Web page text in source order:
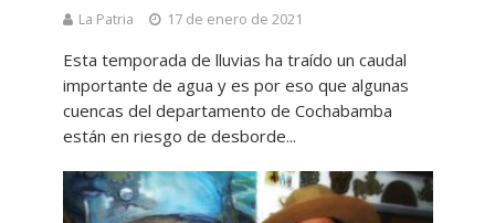
La Patria 17 de enero de 2021
Esta temporada de lluvias ha traído un caudal
importante de agua y es por eso que algunas
cuencas del departamento de Cochabamba
están en riesgo de desborde...